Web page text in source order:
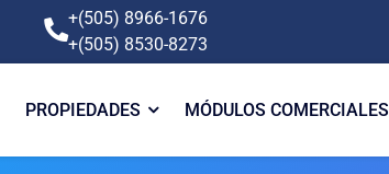
+(505) 8966-1676
+(505) 8530-8273
PROPIEDADES MÓDULOS COMERCIALES